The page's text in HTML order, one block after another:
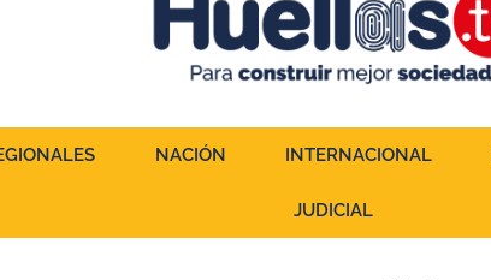
NACIÓN INTERNACIONAL
JUDICIAL